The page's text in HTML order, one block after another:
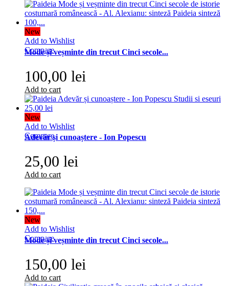
New
Add to Wishlist
Compare
Mode și veșminte din trecut Cinci secole...
100,00 lei
Add to cart
New
Add to Wishlist
Compare
Adevăr și cunoaștere - Ion Popescu
25,00 lei
Add to cart
New
Add to Wishlist
Compare
Mode și veșminte din trecut Cinci secole...
150,00 lei
Add to cart